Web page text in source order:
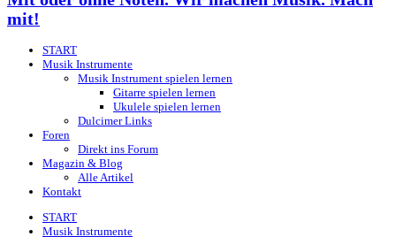
mit!
START
Musik Instrumente
Musik Instrument spielen lernen
Gitarre spielen lernen
Ukulele spielen lernen
Dulcimer Links
Foren
Direkt ins Forum
Magazin & Blog
Alle Artikel
Kontakt
START
Musik Instrumente